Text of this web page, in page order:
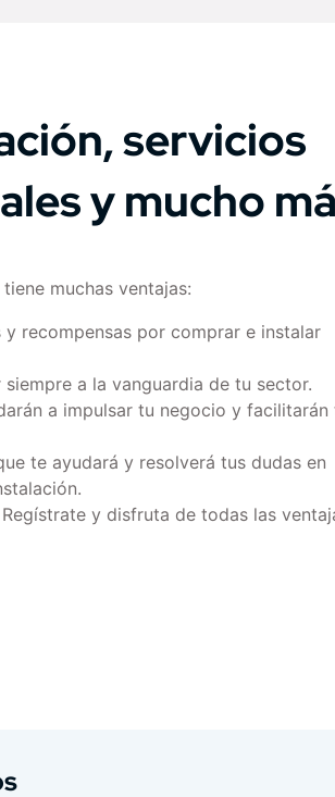
servicios
y mucho
muchas ventajas:
recompensas por comprar e instalar
a la vanguardia de tu sector.
a impulsar tu negocio y facilitarán
te ayudará y resolverá tus dudas en
Regístrate y disfruta de todas las